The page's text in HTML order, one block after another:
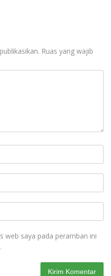
Ruas yang wajib
web saya pada peramban ini